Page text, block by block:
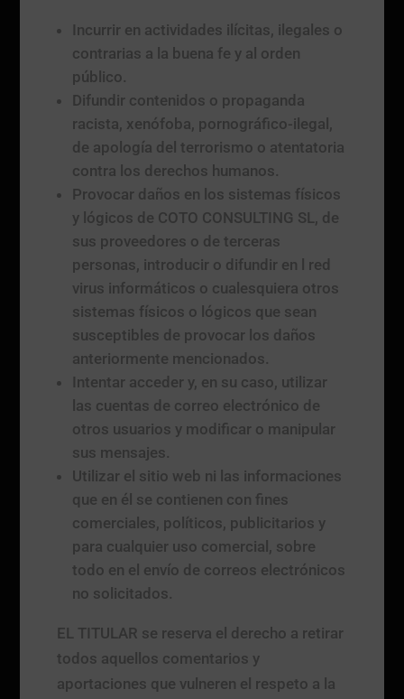
Incurrir en actividades ilícitas, ilegales o
contrarias a la buena fe y al orden
público.
Difundir contenidos o propaganda
racista, xenófoba, pornográfico-ilegal,
de apología del terrorismo o atentatoria
contra los derechos humanos.
Provocar daños en los sistemas físicos
y lógicos de COTO CONSULTING SL, de
sus proveedores o de terceras
personas, introducir o difundir en l red
virus informáticos o cualesquiera otros
sistemas físicos o lógicos que sean
susceptibles de provocar los daños
anteriormente mencionados.
Intentar acceder y, en su caso, utilizar
las cuentas de correo electrónico de
otros usuarios y modificar o manipular
sus mensajes.
Utilizar el sitio web ni las informaciones
que en él se contienen con fines
comerciales, políticos, publicitarios y
para cualquier uso comercial, sobre
todo en el envío de correos electrónicos
no solicitados.
EL TITULAR se reserva el derecho a retirar
todos aquellos comentarios y
aportaciones que vulneren el respeto a la